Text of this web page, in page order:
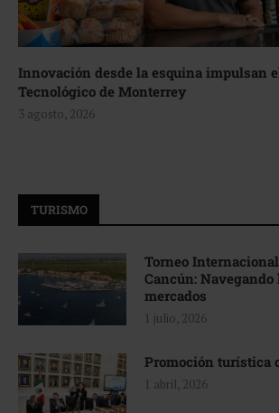
Innovación desde la esquina impulsan
Tecnológico de Monterrey
3 agosto, 2026
TURISMO
Torneo
Cancún:
mercados
1 julio, 2026
Promoción turística
1 abril, 2026